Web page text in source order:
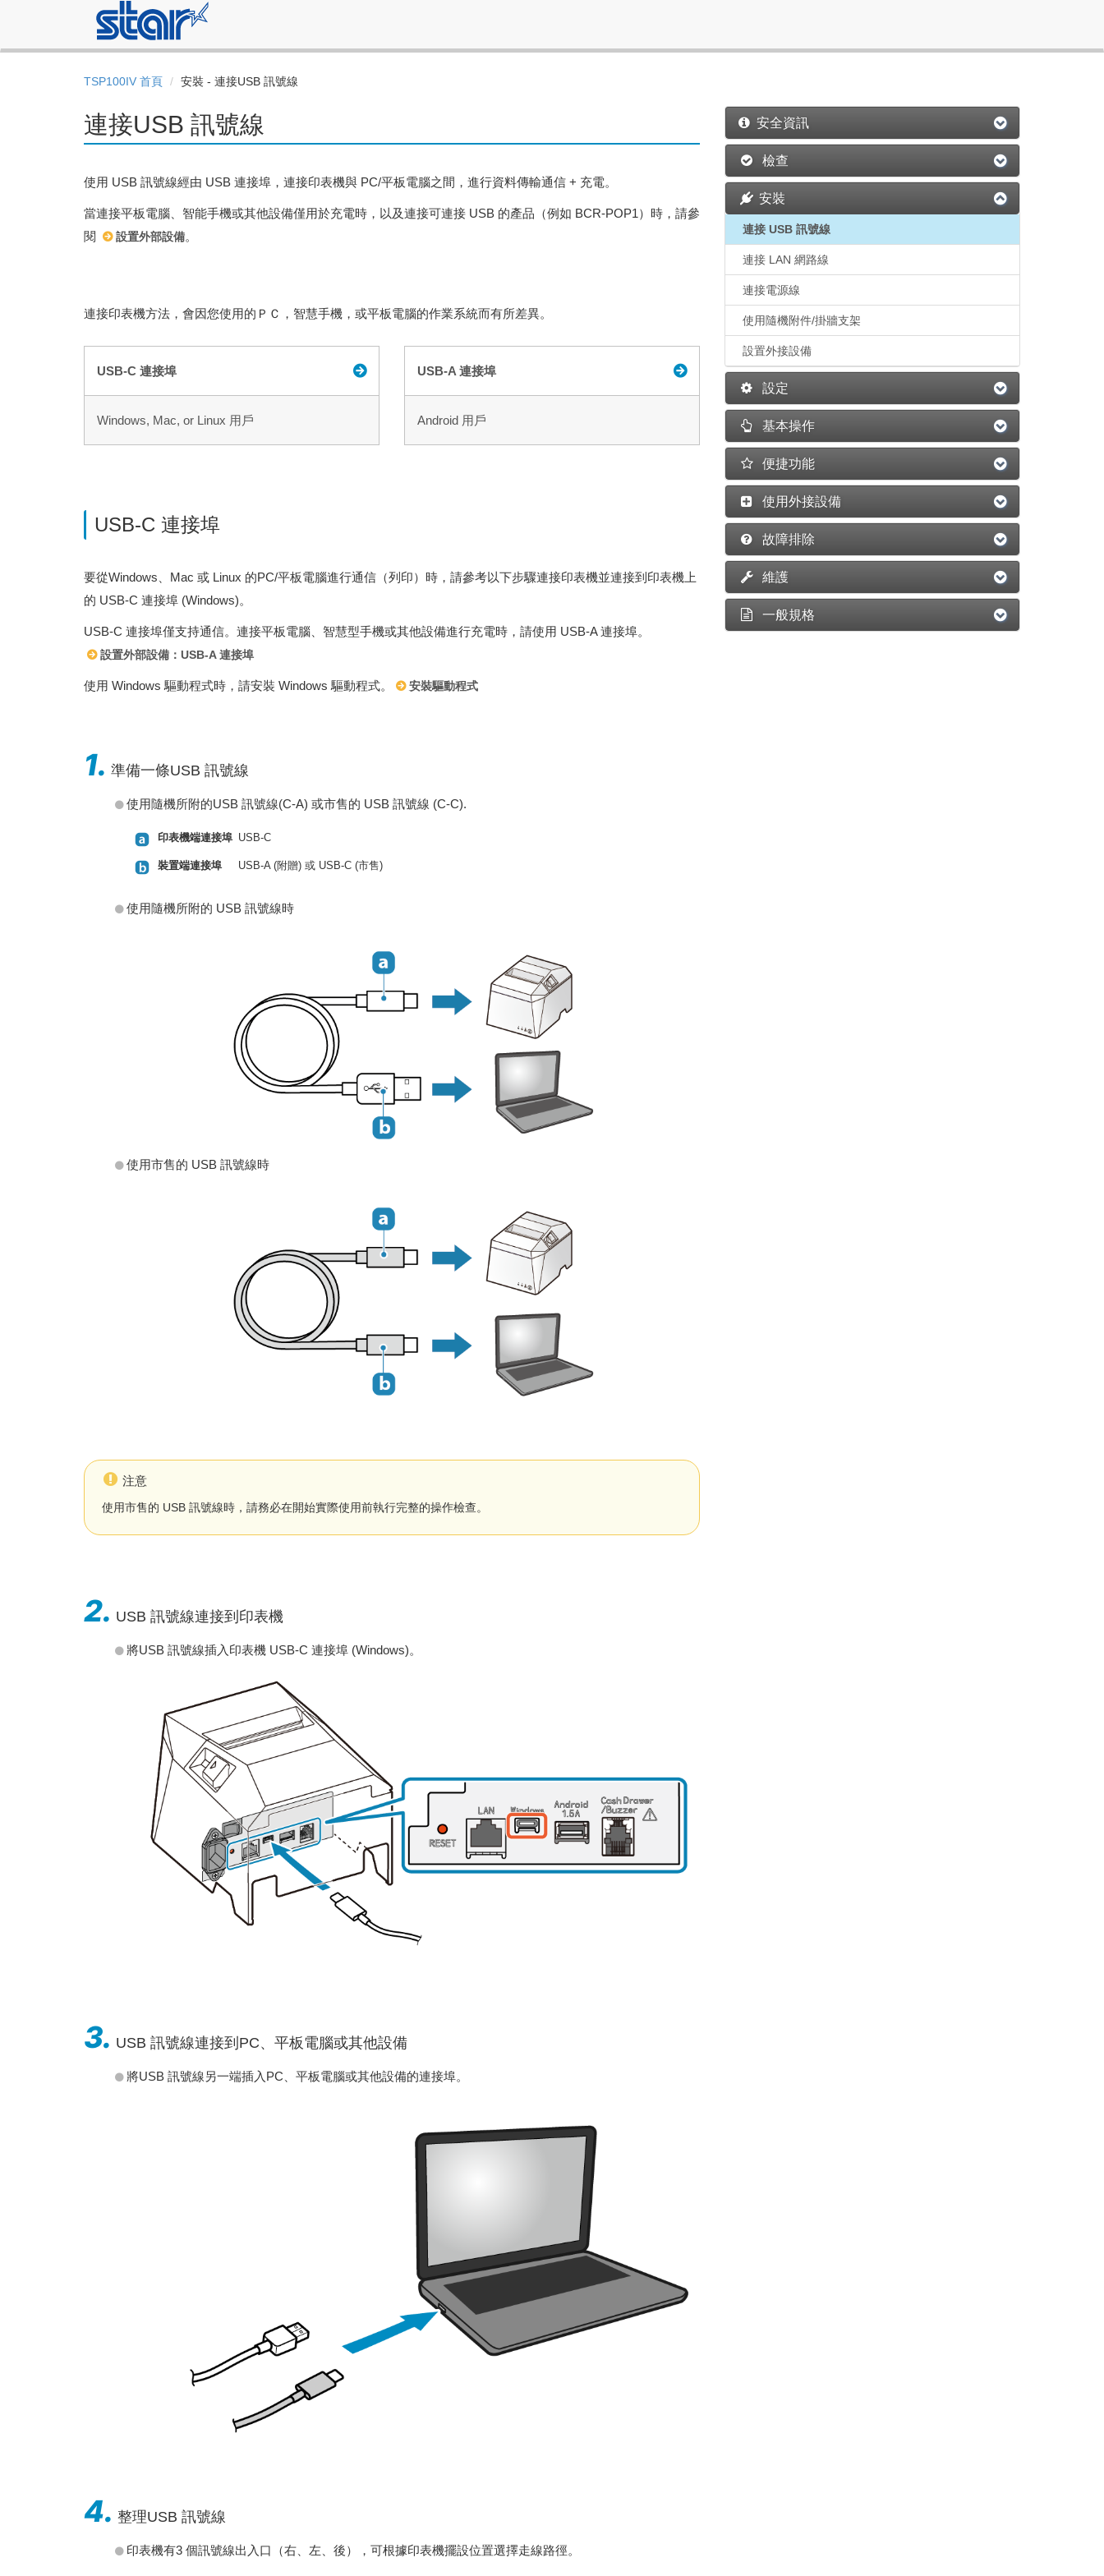
TSP100IV 首頁 安裝 - 連接USB 訊號線
安全資訊
檢查
安裝
連接 USB 訊號線
連接 LAN 網路線
連接電源線
使用隨機附件/掛牆支架
設置外接設備
設定
基本操作
便捷功能
使用外接設備
故障排除
維護
一般規格
連接USB 訊號線
使用 USB 訊號線經由 USB 連接埠，連接印表機與 PC/平板電腦之間，進行資料傳輸通信 + 充電。
當連接平板電腦、智能手機或其他設備僅用於充電時，以及連接可連接 USB 的產品（例如 BCR-POP1）時，請參
閱
設置外部設備。
連接印表機方法，會因您使用的ＰＣ，智慧手機，或平板電腦的作業系統而有所差異。
USB-C 連接埠
Windows, Mac, or Linux 用戶
USB-A 連接埠
Android 用戶
USB-C 連接埠
要從Windows、Mac 或 Linux 的PC/平板電腦進行通信（列印）時，請參考以下步驟連接印表機並連接到印表機上
的 USB-C 連接埠 (Windows)。
USB-C 連接埠僅支持通信。連接平板電腦、智慧型手機或其他設備進行充電時，請使用 USB-A 連接埠。
設置外部設備：USB-A 連接埠
使用 Windows 驅動程式時，請安裝 Windows 驅動程式。 安裝驅動程式
1. 準備一條USB 訊號線
使用隨機所附的USB 訊號線(C-A) 或市售的 USB 訊號線 (C-C).
印表機端連接埠 USB-C
裝置端連接埠 USB-A (附贈) 或 USB-C (市售)
使用隨機所附的 USB 訊號線時
使用市售的 USB 訊號線時
注意
使用市售的 USB 訊號線時，請務必在開始實際使用前執行完整的操作檢查。
2. USB 訊號線連接到印表機
將USB 訊號線插入印表機 USB-C 連接埠 (Windows)。
3. USB 訊號線連接到PC、平板電腦或其他設備
將USB 訊號線另一端插入PC、平板電腦或其他設備的連接埠。
4. 整理USB 訊號線
印表機有3 個訊號線出入口（右、左、後），可根據印表機擺設位置選擇走線路徑。